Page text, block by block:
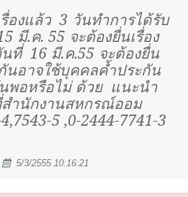
องแล้ว 3 วันทำการได้รับ
มี.ค. 55 จะต้องยื่นเรื่อง
นที่ 16 มี.ค.55 จะต้องยื่น
นอาจใช้บุคคลค้ำประกัน
พอหรือไม่ ด้วย แนะนำ
สำนักงานสหกรณ์ออม
5 ,0-2444-7741-3
5/3/2555 10:16:21